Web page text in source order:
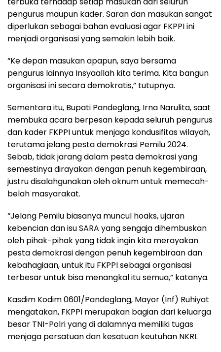
pengurus maupun kader. Saran dan masukan sangat
diperlukan sebagai bahan evaluasi agar FKPPI ini
menjadi organisasi yang semakin lebih baik.
“Ke depan masukan apapun, saya bersama
pengurus lainnya Insyaallah kita terima. Kita bangun
organisasi ini secara demokratis,” tutupnya.
Sementara itu, Bupati Pandeglang, Irna Narulita, saat
membuka acara berpesan kepada seluruh pengurus
dan kader FKPPI untuk menjaga kondusifitas wilayah,
terutama jelang pesta demokrasi Pemilu 2024.
Sebab, tidak jarang dalam pesta demokrasi yang
semestinya dirayakan dengan penuh kegembiraan,
justru disalahgunakan oleh oknum untuk memecah-
belah masyarakat.
“Jelang Pemilu biasanya muncul hoaks, ujaran
kebencian dan isu SARA yang sengaja dihembuskan
oleh pihak-pihak yang tidak ingin kita merayakan
pesta demokrasi dengan penuh kegembiraan dan
kebahagiaan, untuk itu FKPPI sebagai organisasi
terbesar untuk bisa menangkal itu semua,” katanya.
Kasdim Kodim 0601/Pandeglang, Mayor (Inf) Ruhiyat
mengatakan, FKPPI merupakan bagian dari keluarga
besar TNI-Polri yang di dalamnya memiliki tugas
menjaga persatuan dan kesatuan keutuhan NKRI.